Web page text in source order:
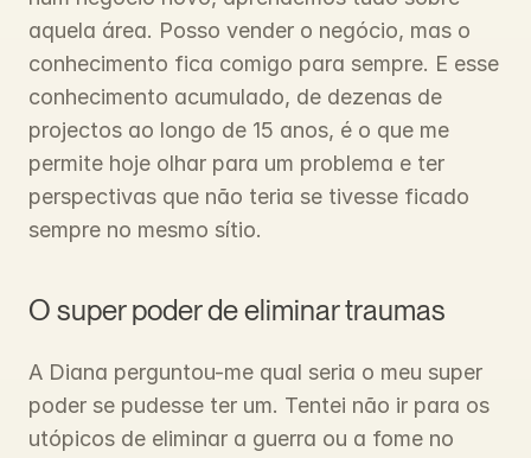
aquela área. Posso vender o negócio, mas o
conhecimento fica comigo para sempre. E esse
conhecimento acumulado, de dezenas de
projectos ao longo de 15 anos, é o que me
permite hoje olhar para um problema e ter
perspectivas que não teria se tivesse ficado
sempre no mesmo sítio.
O super poder de eliminar traumas
A Diana perguntou-me qual seria o meu super
poder se pudesse ter um. Tentei não ir para os
utópicos de eliminar a guerra ou a fome no